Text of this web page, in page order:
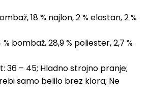
18 % najlon, 2 % elastan, 2 %
% bombaž, 28,9 % poliester, 2,7 %
36 – 45; Hladno strojno pranje;
samo belilo brez klora; Ne